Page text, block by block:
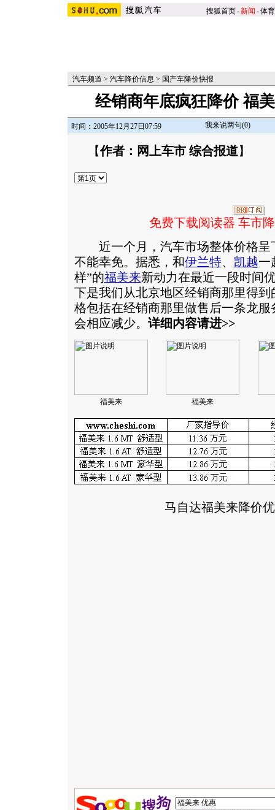
搜狐首页-新闻 -体育
汽车频道 > 汽车降价信息 > 国产车降价快报
经销商年底疯狂降价 福
时间：2005年12月27日07:59 我来说两句(0)
【作者：网上车市 综合报道】
免费下载阅读器 车市
近一个月，汽车市场整体价格呈
不能幸免。据悉，和伊兰特、 凯越一
样”的福美来新动力在最近一段时间
下是我们从北京地区经销商那里得
格包括在经销商那里做售后一条龙
会相应减少。 详细内容请进>>
福美来 福美来
马自达福美来降价